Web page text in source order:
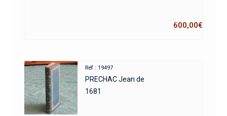
600,00€
Réf : 19497
PRECHAC Jean de
1681